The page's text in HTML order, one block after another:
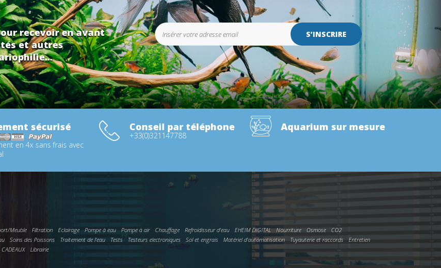
recevoir en avant
et autres
S’INSCRIRE
sécurisé
en 4x sans frais avec
Conseil par téléphone
+33(0)321147788
Aquarium sur mesure
Meuble Filtration Eclairage Pompe à eau Pompe à air Chauffage Refroidisseur d'eau EHEIM DIGITAL Nourriture Osmose
CO2
Soins des Poissons Traitement de l'eau Tests Testeurs electroniques Sol et engrais Matériel d'automatisation Tuyauterie et raccords
Entretien
CADEAUX Librairie